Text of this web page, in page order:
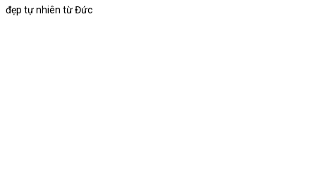
đẹp tự nhiên từ Đức